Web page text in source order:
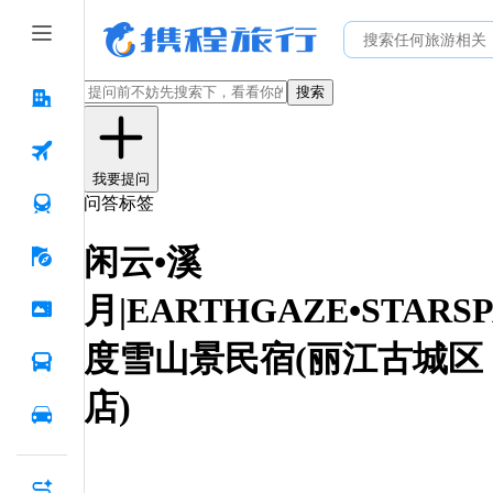
搜索
我要提问
问答标签
闲云•溪
月
度雪山景民宿(丽江古城区
店)